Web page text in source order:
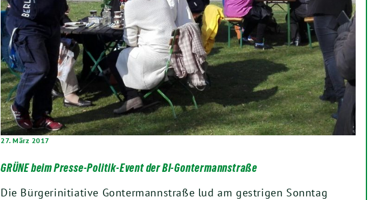
27. März 2017
GRÜNE beim Presse-Politik-Event der BI-Gontermannstraße
Die Bürgerinitiative Gontermannstraße lud am gestrigen Sonntag